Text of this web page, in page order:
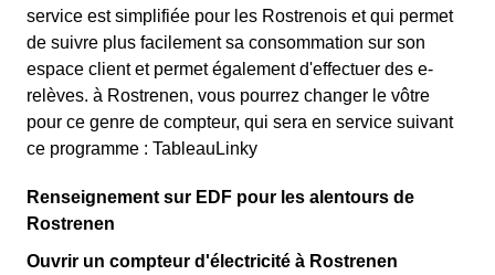
service est simplifiée pour les Rostrenois et qui permet
de suivre plus facilement sa consommation sur son
espace client et permet également d'effectuer des e-
relèves. à Rostrenen, vous pourrez changer le vôtre
pour ce genre de compteur, qui sera en service suivant
ce programme : TableauLinky
Renseignement sur EDF pour les alentours de
Rostrenen
Ouvrir un compteur d'électricité à Rostrenen